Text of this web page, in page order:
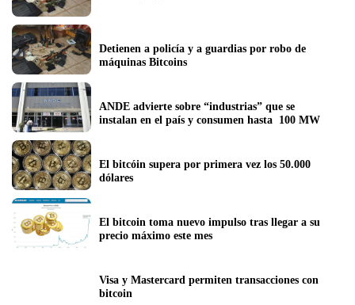
Detienen a policía y a guardias por robo de
máquinas Bitcoins
ANDE advierte sobre “industrias” que se
instalan en el país y consumen hasta  100 MW
El bitcóin supera por primera vez los 50.000
dólares
El bitcoin toma nuevo impulso tras llegar a su
precio máximo este mes
Visa y Mastercard permiten transacciones con
bitcoin